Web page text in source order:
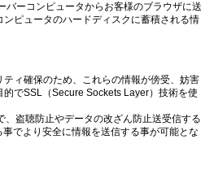
ーコンピュータからお客様のブラウザに送
ピュータのハードディスクに蓄積される情
ィ確保のため、これらの情報が傍受、妨害
的でSSL（Secure Sockets Layer）技術を使
盗聴防止やデータの改ざん防止送受信する
でより安全に情報を送信する事が可能とな